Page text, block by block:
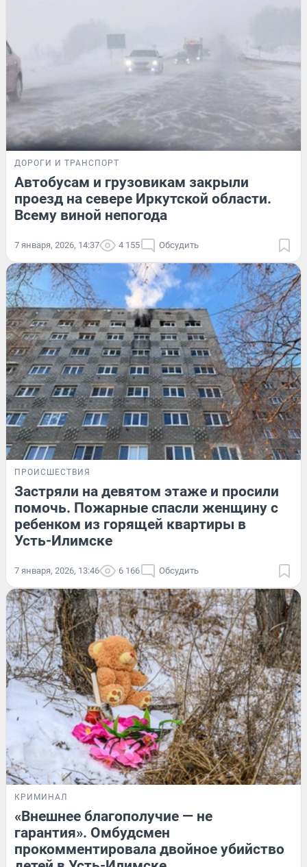
ДОРОГИ И ТРАНСПОРТ
Автобусам и грузовикам закрыли
проезд на севере Иркутской области.
Всему виной непогода
7 января, 2026, 14:37 4 155 Обсудить
ПРОИСШЕСТВИЯ
Застряли на девятом этаже и просили
помочь. Пожарные спасли женщину с
ребенком из горящей квартиры в
Усть-Илимске
7 января, 2026, 13:46 6 166 Обсудить
КРИМИНАЛ
«Внешнее благополучие — не
гарантия». Омбудсмен
прокомментировала двойное убийство